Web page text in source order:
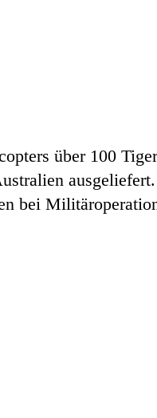
über 100
bei